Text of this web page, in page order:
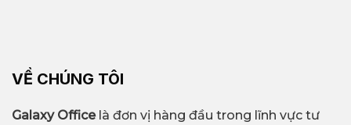
VỀ CHÚNG TÔI
Galaxy Officelà đơn vị hàng đầu trong lĩnh vực tư